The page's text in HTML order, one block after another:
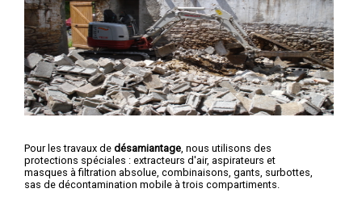
Pour les travaux de désamiantage , nous utilisons des
protections spéciales : extracteurs d'air, aspirateurs et
masques à filtration absolue, combinaisons, gants, surbottes,
sas de décontamination mobile à trois compartiments.